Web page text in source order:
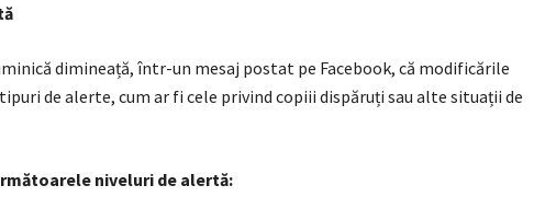
dimineață, într-un mesaj postat pe Facebook, că modificările
de alerte, cum ar fi cele privind copiii dispăruți sau alte situații de
niveluri de alertă: